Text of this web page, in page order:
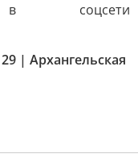
соцсети
| Архангельская